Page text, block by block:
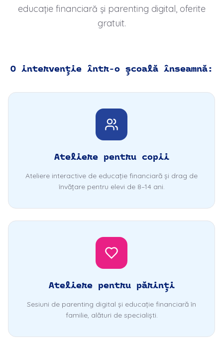
educație financiară și parenting digital, oferite
gratuit.
O intervenție într-o școală înseamnă:
Ateliere pentru copii
Ateliere interactive de educație financiară și drag de
învățare pentru elevi de 8–14 ani.
Ateliere pentru părinți
Sesiuni de parenting digital și educație financiară în
familie, alături de specialiști.